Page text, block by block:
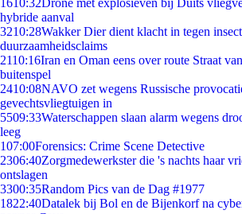
1610:32Drone met explosieven bij Duits
hybride aanval
3210:28Wakker Dier dient klacht in tegen
duurzaamheidsclaims
2110:16Iran en Oman eens over route Straat
buitenspel
2410:08NAVO zet wegens Russische
gevechtsvliegtuigen in
5509:33Waterschappen slaan alarm wegens
leeg
107:00Forensics: Crime Scene Detective
2306:40Zorgmedewerkster die 's nachts haar
ontslagen
3300:35Random Pics van de Dag #1977
1822:40Datalek bij Bol en de Bijenkorf na